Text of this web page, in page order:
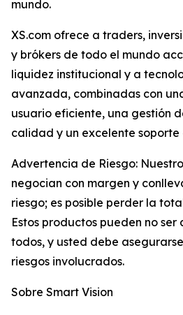
mundo.
XS.com ofrece a traders,
y brókers de todo el mundo
liquidez institucional y a
avanzada, combinadas con
usuario eficiente, una gestión
calidad y un excelente soporte
Advertencia de Riesgo:
negocian con margen y
riesgo; es posible perder la
Estos productos pueden no
todos, y usted debe
riesgos involucrados.
Sobre Smart Vision